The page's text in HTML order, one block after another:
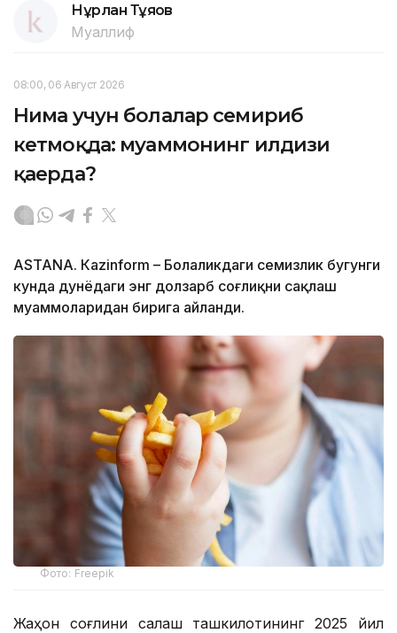
Нұрлан Тұяқов
Муаллиф
08:00, 06 Август 2026
Нима учун болалар семириб
кетмоқда: муаммонинг илдизи
қаерда?
ASTANА. Кazinform – Болаликдаги семизлик бугунги
кунда дунёдаги энг долзарб соғлиқни сақлаш
муаммоларидан бирига айланди.
Фото: Freepik
Жаҳон соғлиқни сақлаш ташкилотининг 2025 йил